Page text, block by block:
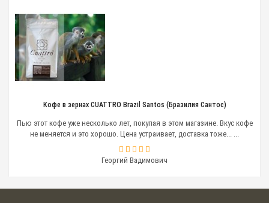
Интернет-магазин «
электрические автоматические и
полуавтоматические кофемолки для кофеен. Для
вас:
продукция европейских производителей;
доставка по Челябинску;
сотрудничество с розничными, оптовыми и
корпоративными клиентами;
высокий уровень организации;
умеренные расценки;
выбор смежных услуг – доставка кофе, продажа
и аренда кофемашин.
Кофе в зернах CUATTRO Brazil Santos (Бразилия Сантос)
Пью этот кофе уже несколько лет, покупая в этом магазине. Вкус кофе
не меняется и это хорошо. Цена устраивает, доставка тоже... ...
Георгий Вадимович